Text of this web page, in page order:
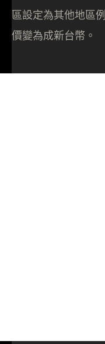
區設定為其他地區
價變為成新台幣。